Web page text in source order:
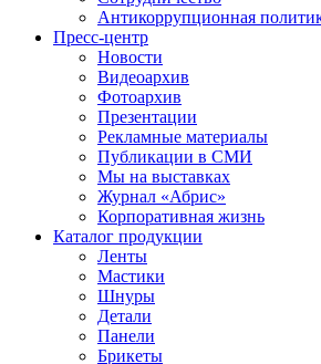
Антикоррупционная
Пресс-центр
Новости
Видеоархив
Фотоархив
Презентации
Рекламные материалы
Публикации в СМИ
Мы на выставках
Журнал «Абрис»
Корпоративная жизнь
Каталог продукции
Ленты
Мастики
Шнуры
Детали
Панели
Брикеты